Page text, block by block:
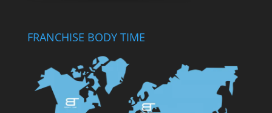
FRANCHISE BODY TIME